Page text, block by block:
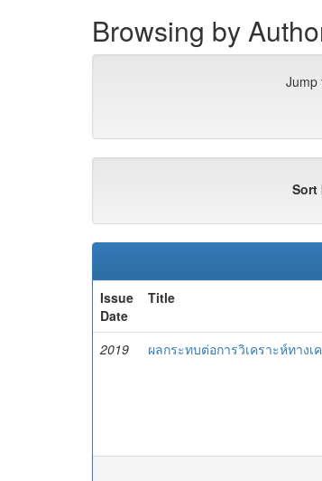
Browsing by
Jump
Sort
Issue
Date
Title
2019 ผลกระทบต่อการวิเคราะห์ทาง